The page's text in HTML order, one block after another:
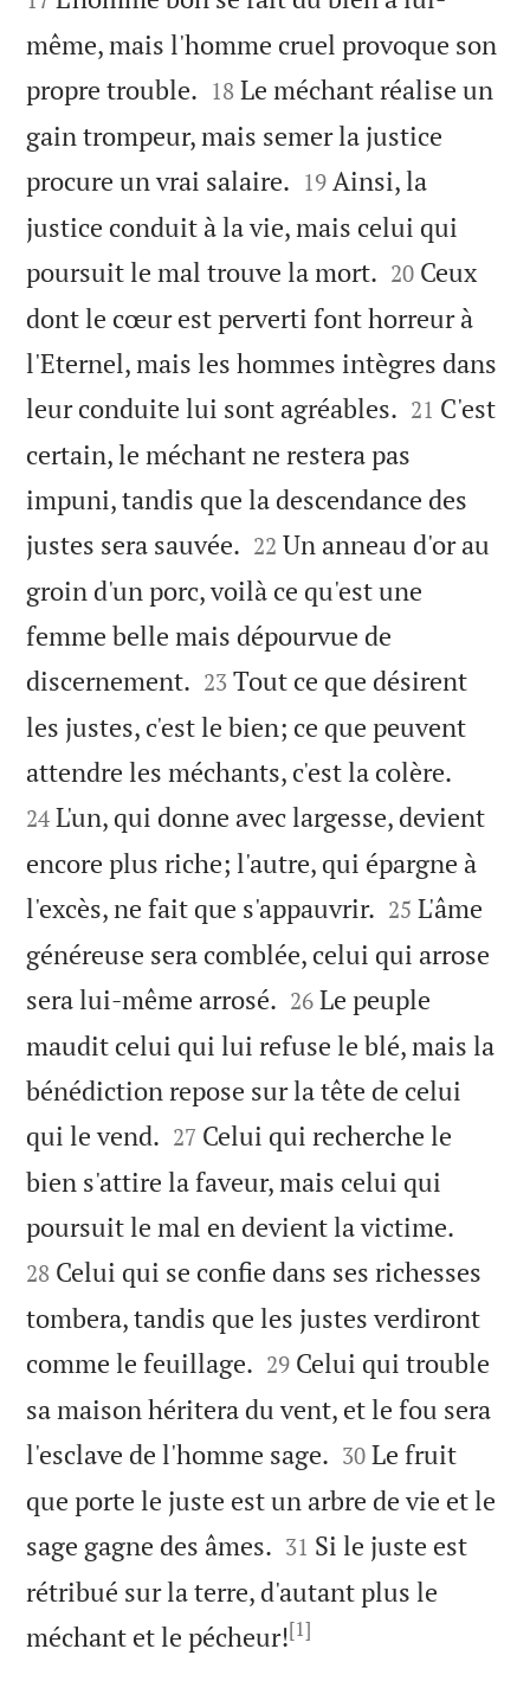
même, mais l'homme cruel provoque son
propre trouble. 

18 Le méchant réalise un
gain trompeur, mais semer la justice
procure un vrai salaire. 

19 Ainsi, la
justice conduit à la vie, mais celui qui
poursuit le mal trouve la mort. 

20 Ceux
dont le cœur est perverti font horreur à
l'Eternel, mais les hommes intègres dans
leur conduite lui sont agréables. 

21 C'est
certain, le méchant ne restera pas
impuni, tandis que la descendance des
justes sera sauvée. 

22 Un anneau d'or au
groin d'un porc, voilà ce qu'est une
femme belle mais dépourvue de
discernement. 

23 Tout ce que désirent
les justes, c'est le bien; ce que peuvent
attendre les méchants, c'est la colère.
24 L'un, qui donne avec largesse, devient
encore plus riche; l'autre, qui épargne à
l'excès, ne fait que s'appauvrir. 

25 L'âme
généreuse sera comblée, celui qui arrose
sera lui-même arrosé. 

26 Le peuple
maudit celui qui lui refuse le blé, mais la
bénédiction repose sur la tête de celui
qui le vend. 

27 Celui qui recherche le
bien s'attire la faveur, mais celui qui
poursuit le mal en devient la victime.
28 Celui qui se confie dans ses richesses
tombera, tandis que les justes verdiront
comme le feuillage. 

29 Celui qui trouble
sa maison héritera du vent, et le fou sera
l'esclave de l'homme sage. 

30 Le fruit
que porte le juste est un arbre de vie et le
sage gagne des âmes. 

31 Si le juste est
rétribué sur la terre, d'autant plus le
méchant et le pécheur![1]